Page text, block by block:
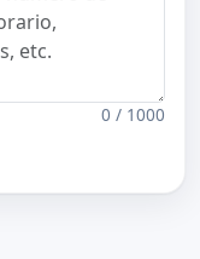
0 / 1000